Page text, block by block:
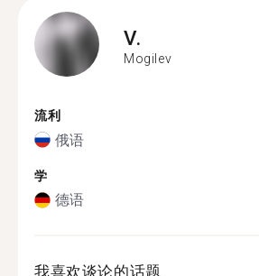
V.
Mogilev
流利
俄语
学
德语
我喜欢谈论的话题